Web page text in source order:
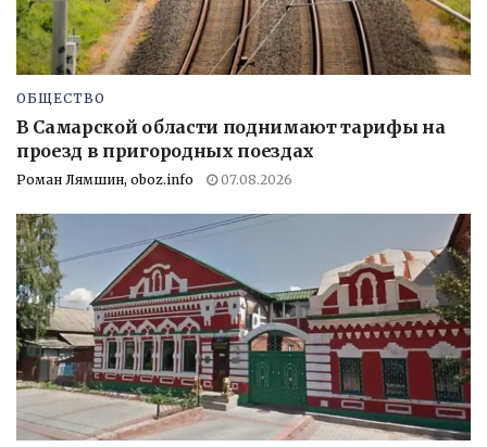
ОБЩЕСТВО
В Самарской области поднимают тарифы на
проезд в пригородных поездах
Роман Лямшин, oboz.info 07.08.2026